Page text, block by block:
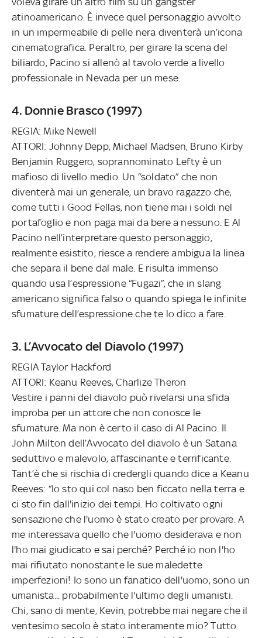
atinoamericano. È invece quel personaggio avvolto
in un impermeabile di pelle nera diventerà un’icona
cinematografica. Peraltro, per girare la scena del
biliardo, Pacino si allenò al tavolo verde a livello
professionale in Nevada per un mese.
4. Donnie Brasco (1997)
REGIA: Mike Newell
ATTORI: Johnny Depp, Michael Madsen, Bruno Kirby
Benjamin Ruggero, soprannominato Lefty è un
mafioso di livello medio. Un “soldato” che non
diventerà mai un generale, un bravo ragazzo che,
come tutti i Good Fellas, non tiene mai i soldi nel
portafoglio e non paga mai da bere a nessuno. E Al
Pacino nell’interpretare questo personaggio,
realmente esistito, riesce a rendere ambigua la linea
che separa il bene dal male. E risulta immenso
quando usa l’espressione “Fugazi”, che in slang
americano significa falso o quando spiega le infinite
sfumature dell’espressione che te lo dico a fare.
3. L’Avvocato del Diavolo (1997)
REGIA Taylor Hackford
ATTORI: Keanu Reeves, Charlize Theron
Vestire i panni del diavolo può rivelarsi una sfida
improba per un attore che non conosce le
sfumature. Ma non è certo il caso di Al Pacino. Il
John Milton dell’Avvocato del diavolo è un Satana
seduttivo e malevolo, affascinante e terrificante.
Tant’è che si rischia di credergli quando dice a Keanu
Reeves: “Io sto qui col naso ben ficcato nella terra e
ci sto fin dall'inizio dei tempi. Ho coltivato ogni
sensazione che l'uomo è stato creato per provare. A
me interessava quello che l'uomo desiderava e non
l'ho mai giudicato e sai perché? Perché io non l'ho
mai rifiutato nonostante le sue maledette
imperfezioni! Io sono un fanatico dell'uomo, sono un
umanista... probabilmente l'ultimo degli umanisti.
Chi, sano di mente, Kevin, potrebbe mai negare che il
ventesimo secolo è stato interamente mio? Tutto